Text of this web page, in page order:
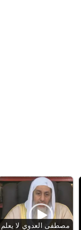
مصطفى العدوي لا يعلم